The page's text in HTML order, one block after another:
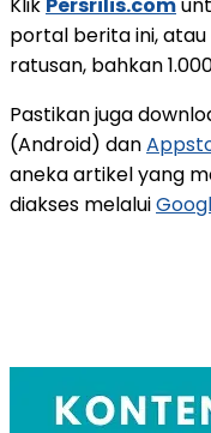
portal berita ini,
ratusan, bahkan
Pastikan juga
(Android) dan
aneka artikel yang
diakses melalui